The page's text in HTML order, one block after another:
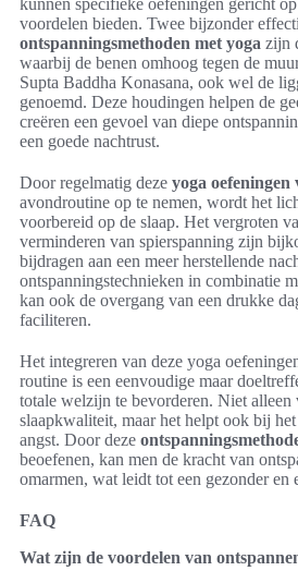
voordelen bieden. Twee bijzonder
ontspanningsmethoden met yoga zijn
waarbij de benen omhoog tegen de
Supta Baddha Konasana, ook wel de
genoemd. Deze houdingen helpen de
creëren een gevoel van diepe
een goede nachtrust.
Door regelmatig deze yoga oefeningen
avondroutine op te nemen, wordt het
voorbereid op de slaap. Het vergroten
verminderen van spierspanning zijn
bijdragen aan een meer herstellende
ontspanningstechnieken in combinatie
kan ook de overgang van een drukke
faciliteren.
Het integreren van deze yoga
routine is een eenvoudige maar
totale welzijn te bevorderen. Niet alleen
slaapkwaliteit, maar het helpt ook bij
angst. Door deze
beoefenen, kan men de kracht van
omarmen, wat leidt tot een gezonder en
FAQ
Wat zijn de voordelen van